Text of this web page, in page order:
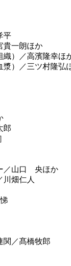
平
貴一朗ほか
織）／高濱隆幸ほ
漿）／三ツ村隆弘
郎
／山口 央ほか
畑仁人
関／髙橋牧郎